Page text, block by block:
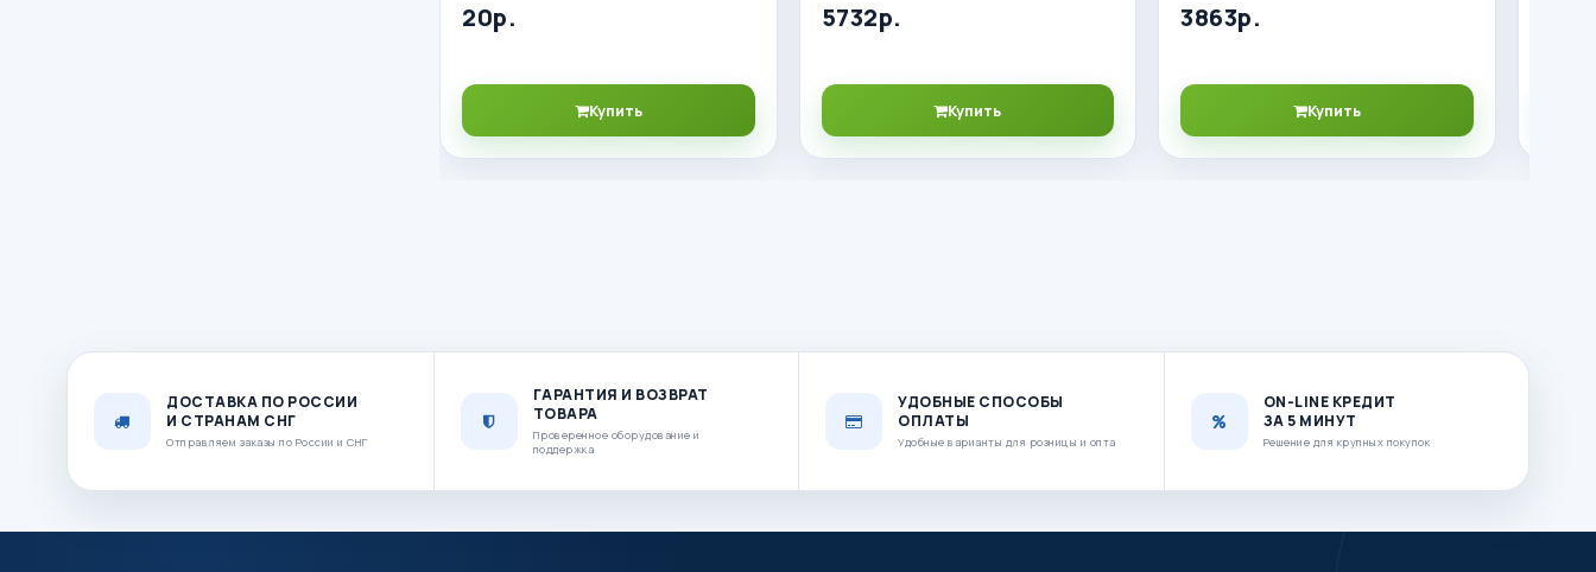
20р.
Купить
5732р.
Купить
3863р.
Купить
ДОСТАВКА ПО РОССИИ
И СТРАНАМ СНГ
Отправляем заказы по России и СНГ
ГАРАНТИЯ И ВОЗВРАТ
ТОВАРА
Проверенное оборудование и
поддержка
УДОБНЫЕ СПОСОБЫ
ОПЛАТЫ
Удобные варианты для розницы и опта
ON-LINE КРЕДИТ
ЗА 5 МИНУТ
Решение для крупных покупок